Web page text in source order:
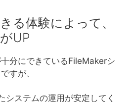
る体験によって、
UP
分にできているFileMakerシ
すが、
システムの運用が安定してく